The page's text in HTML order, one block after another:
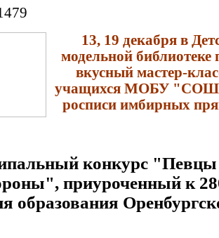
13, 19 декабря в
модельной библиотеке
вкусный мастер-
учащихся МОБУ
росписи имбирных
конкурс "Певцы
приуроченный к
образования